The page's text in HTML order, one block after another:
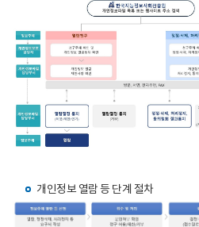
개인정보 열람 등 단계 절차